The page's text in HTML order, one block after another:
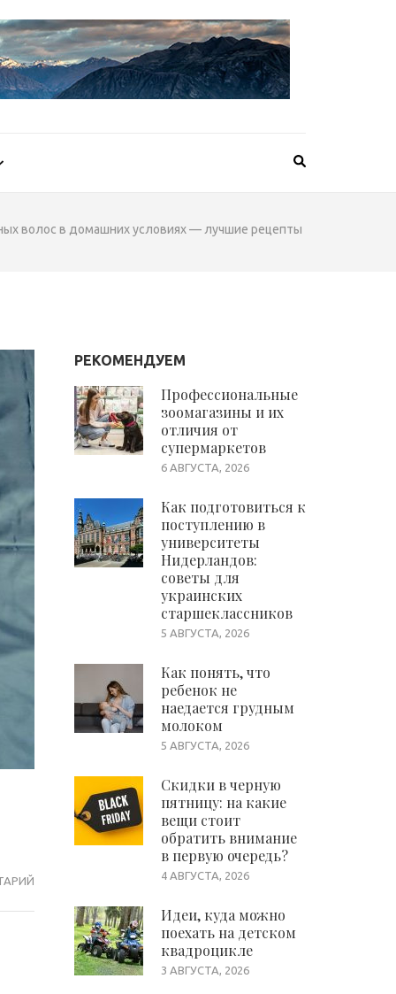
волос в домашних условиях — лучшие рецепты
ВОССТАНАВЛИВАЮЩАЯ
ОСВЕТЛЕННЫХ
РЕКОМЕНДУЕМ
Профессиональные
зоомагазины и их
отличия от
супермаркетов
6 АВГУСТА, 2026
Как подготовиться к
поступлению в
университеты
Нидерландов:
советы для
украинских
старшеклассников
5 АВГУСТА, 2026
Как понять, что
ребенок не
наедается грудным
молоком
5 АВГУСТА, 2026
Скидки в черную
пятницу: на какие
вещи стоит
обратить внимание
в первую очередь?
4 АВГУСТА, 2026
Идеи, куда можно
поехать на детском
квадроцикле
3 АВГУСТА, 2026